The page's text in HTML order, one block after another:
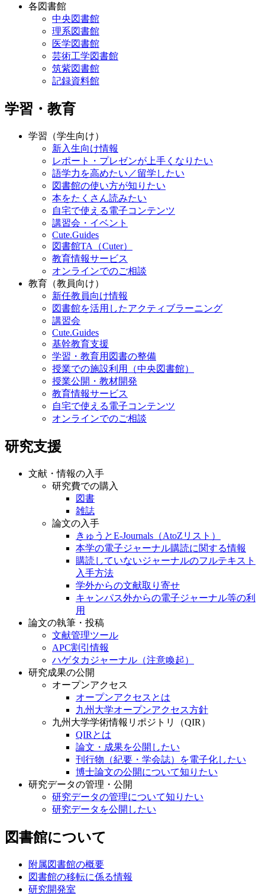
各図書館
中央図書館
理系図書館
医学図書館
芸術工学図書館
筑紫図書館
記録資料館
学習・教育
学習（学生向け）
新入生向け情報
レポート・プレゼンが上手くなりたい
語学力を高めたい／留学したい
図書館の使い方が知りたい
本をたくさん読みたい
自宅で使える電子コンテンツ
講習会・イベント
Cute.Guides
図書館TA（Cuter）
教育情報サービス
オンラインでのご相談
教育（教員向け）
新任教員向け情報
図書館を活用したアクティブラーニング
講習会
Cute.Guides
基幹教育支援
学習・教育用図書の整備
授業での施設利用（中央図書館）
授業公開・教材開発
教育情報サービス
自宅で使える電子コンテンツ
オンラインでのご相談
研究支援
文献・情報の入手
研究費での購入
図書
雑誌
論文の入手
きゅうとE-Journals（AtoZリスト）
本学の電子ジャーナル購読に関する情報
購読していないジャーナルのフルテキスト
入手方法
学外からの文献取り寄せ
キャンパス外からの電子ジャーナル等の利
用
論文の執筆・投稿
文献管理ツール
APC割引情報
ハゲタカジャーナル（注意喚起）
研究成果の公開
オープンアクセス
オープンアクセスとは
九州大学オープンアクセス方針
九州大学学術情報リポジトリ（QIR）
QIRとは
論文・成果を公開したい
刊行物（紀要・学会誌）を電子化したい
博士論文の公開について知りたい
研究データの管理・公開
研究データの管理について知りたい
研究データを公開したい
図書館について
附属図書館の概要
図書館の移転に係る情報
研究開発室